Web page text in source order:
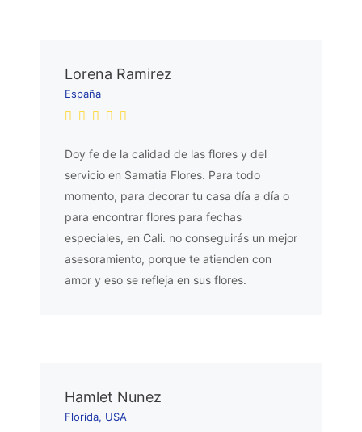
Lorena Ramirez
España
Doy fe de la calidad de las flores y del
servicio en Samatia Flores. Para todo
momento, para decorar tu casa día a día o
para encontrar flores para fechas
especiales, en Cali. no conseguirás un mejor
asesoramiento, porque te atienden con
amor y eso se refleja en sus flores.
Hamlet Nunez
Florida, USA